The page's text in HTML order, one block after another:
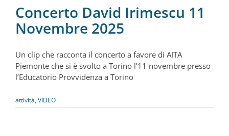
Concerto David Irimescu 11
Novembre 2025
Un clip che racconta il concerto a favore di AITA
Piemonte che si è svolto a Torino l’11 novembre presso
l’Educatorio Provvidenza a Torino
attività, VIDEO